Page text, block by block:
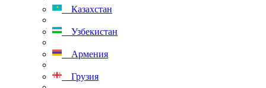
Казахстан
Узбекистан
Армения
Грузия